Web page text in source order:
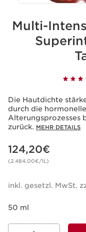
Multi-
Die Hautdichte
durch die
Alterungsprozesses
zurück. MEHR DETAILS
Aktueller Preis 124,20€
124,20€
(2.484,00€/1L)
inkl. gesetzl. MwSt.
50 ml